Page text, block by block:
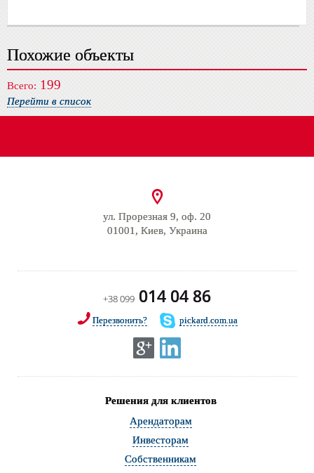
Похожие объекты
Всего: 199
Перейти в список
ул. Прорезная 9, оф. 20
01001, Киев, Украина
+38 099 014 04 86
Перезвонить? pickard.com.ua
Решения для клиентов
Арендаторам
Инвесторам
Собственникам